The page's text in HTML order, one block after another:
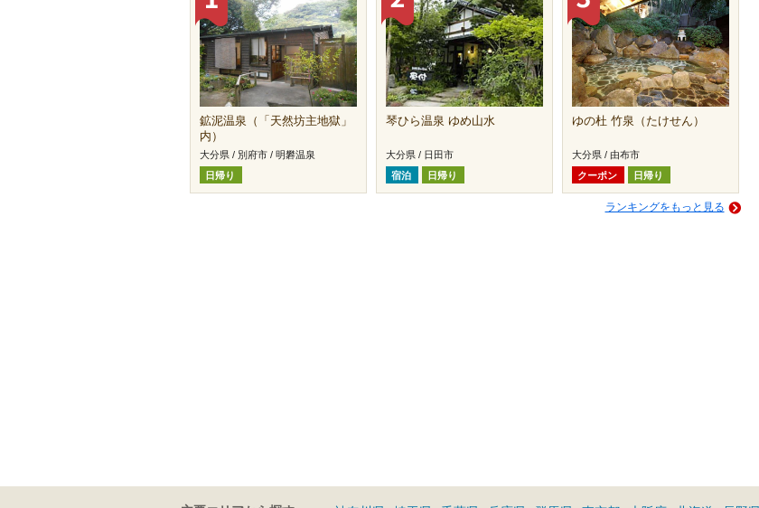
鉱泥温泉（「天然坊主地獄」
内）
大分県 / 別府市 / 明礬温泉
日帰り
琴ひら温泉 ゆめ山水
大分県 / 日田市
宿泊
日帰り
ゆの杜 竹泉（たけせん）
大分県 / 由布市
クーポン
日帰り
ランキングをもっと見る